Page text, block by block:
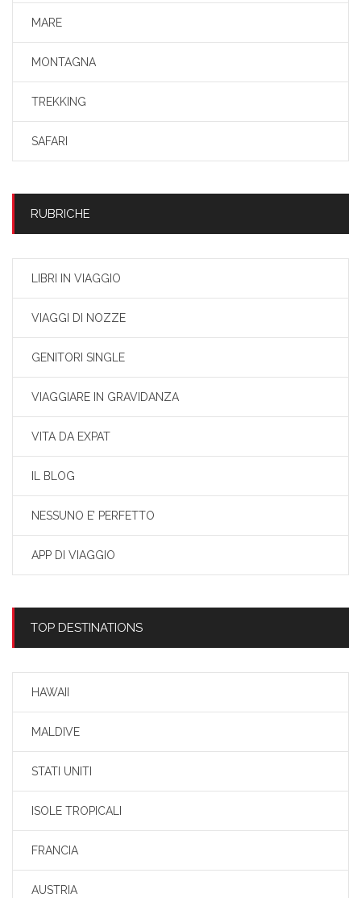
MARE
MONTAGNA
TREKKING
SAFARI
RUBRICHE
LIBRI IN VIAGGIO
VIAGGI DI NOZZE
GENITORI SINGLE
VIAGGIARE IN GRAVIDANZA
VITA DA EXPAT
IL BLOG
NESSUNO E’ PERFETTO
APP DI VIAGGIO
TOP DESTINATIONS
HAWAII
MALDIVE
STATI UNITI
ISOLE TROPICALI
FRANCIA
AUSTRIA